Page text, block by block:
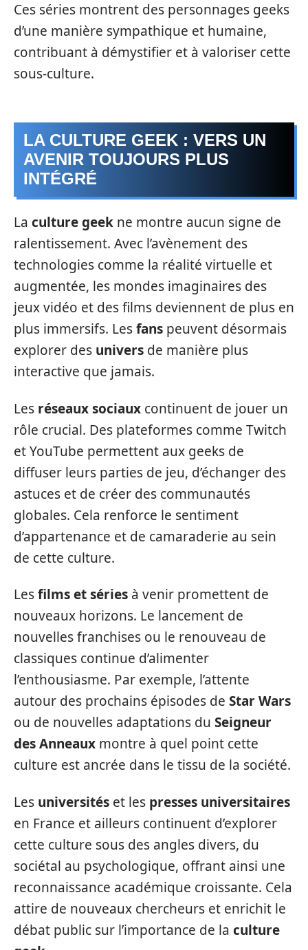
Ces séries montrent des personnages geeks
d’une manière sympathique et humaine,
contribuant à démystifier et à valoriser cette
sous-culture.
LA CULTURE GEEK : VERS UN
AVENIR TOUJOURS PLUS
INTÉGRÉ
La culture geek ne montre aucun signe de
ralentissement. Avec l’avènement des
technologies comme la réalité virtuelle et
augmentée, les mondes imaginaires des
jeux vidéo et des films deviennent de plus en
plus immersifs. Lesfans peuvent désormais
explorer des univers de manière plus
interactive que jamais.
Les réseaux sociaux continuent de jouer un
rôle crucial. Des plateformes comme Twitch
et YouTube permettent aux geeks de
diffuser leurs parties de jeu, d’échanger des
astuces et de créer des communautés
globales. Cela renforce le sentiment
d’appartenance et de camaraderie au sein
de cette culture.
Lesfilms et séries à venir promettent de
nouveaux horizons. Le lancement de
nouvelles franchises ou le renouveau de
classiques continue d’alimenter
l’enthousiasme. Par exemple, l’attente
autour des prochains épisodes de Star Wars
ou de nouvelles adaptations du Seigneur
des Anneaux montre à quel point cette
culture est ancrée dans le tissu de la société.
Les universités et les presses universitaires
en France et ailleurs continuent d’explorer
cette culture sous des angles divers, du
sociétal au psychologique, offrant ainsi une
reconnaissance académique croissante. Cela
attire de nouveaux chercheurs et enrichit le
débat public sur l’importance de la culture